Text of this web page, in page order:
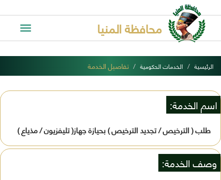
Toggle
محافظة المنيا
الرئيسية الخدمات الحكومية تفاصيل الخدمة
اسم الخدمة:
طلب ( الترخيص / تجديد الترخيص ) بحيازة جهاز( تليفزيون / مذياع )
وصف الخدمة: